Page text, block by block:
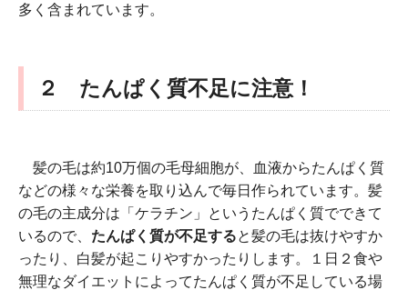
多く含まれています。
２ たんぱく質不足に注意！
髪の毛は約10万個の毛母細胞が、血液からたんぱく質
などの様々な栄養を取り込んで毎日作られています。髪
の毛の主成分は「ケラチン」というたんぱく質でできて
いるので、 たんぱく質が不足すると髪の毛は抜けやすか
ったり、白髪が起こりやすかったりします。１日２食や
無理なダイエットによってたんぱく質が不足している場